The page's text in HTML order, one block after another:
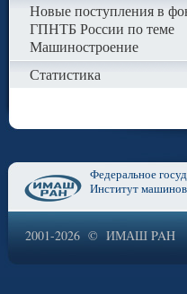
Новые поступления в
ГПНТБ России по теме
Машиностроение
Статистика
Федеральное
Институт
2001-2026 © ИМАШ PAH